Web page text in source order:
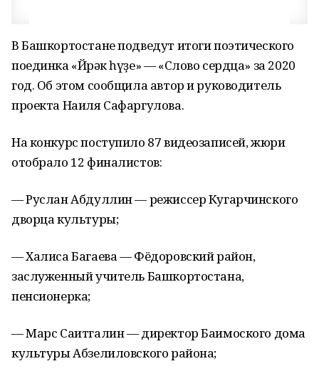
В Башкортостане подведут итоги поэтического
поединка «Йөрәк һүҙе» — «Слово сердца» за 2020
год. Об этом сообщила автор и руководитель
проекта Наиля Сафаргулова.
На конкурс поступило 87 видеозаписей, жюри
отобрало 12 финалистов:
— Руслан Абдуллин — режиссер Кугарчинского
дворца культуры;
— Халиса Багаева — Фёдоровский район,
заслуженный учитель Башкортостана,
пенсионерка;
— Марс Саитгалин — директор Баимоского дома
культуры Абзелиловского района;